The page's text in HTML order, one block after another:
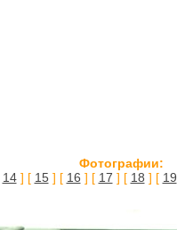
Фотографии:
14] [ 15] [ 16 ] [ 17 ] [ 18 ] [ 19